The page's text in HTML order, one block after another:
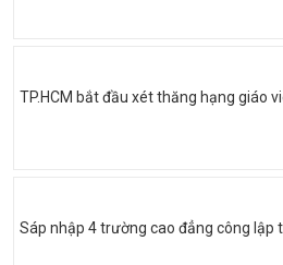
TP.HCM bắt đầu xét thăng hạng giáo
Sáp nhập 4 trường cao đẳng công lập